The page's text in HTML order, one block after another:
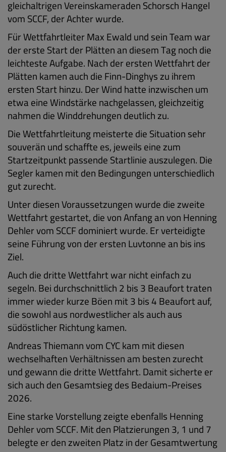
gleichaltrigen Vereinskameraden Schorsch Hangel
vom SCCF, der Achter wurde.
Für Wettfahrtleiter Max Ewald und sein Team war
der erste Start der Plätten an diesem Tag noch die
leichteste Aufgabe. Nach der ersten Wettfahrt der
Plätten kamen auch die Finn-Dinghys zu ihrem
ersten Start hinzu. Der Wind hatte inzwischen um
etwa eine Windstärke nachgelassen, gleichzeitig
nahmen die Winddrehungen deutlich zu.
Die Wettfahrtleitung meisterte die Situation sehr
souverän und schaffte es, jeweils eine zum
Startzeitpunkt passende Startlinie auszulegen. Die
Segler kamen mit den Bedingungen unterschiedlich
gut zurecht.
Unter diesen Voraussetzungen wurde die zweite
Wettfahrt gestartet, die von Anfang an von Henning
Dehler vom SCCF dominiert wurde. Er verteidigte
seine Führung von der ersten Luvtonne an bis ins
Ziel.
Auch die dritte Wettfahrt war nicht einfach zu
segeln. Bei durchschnittlich 2 bis 3 Beaufort traten
immer wieder kurze Böen mit 3 bis 4 Beaufort auf,
die sowohl aus nordwestlicher als auch aus
südöstlicher Richtung kamen.
Andreas Thiemann vom CYC kam mit diesen
wechselhaften Verhältnissen am besten zurecht
und gewann die dritte Wettfahrt. Damit sicherte er
sich auch den Gesamtsieg des Bedaium-Preises
2026.
Eine starke Vorstellung zeigte ebenfalls Henning
Dehler vom SCCF. Mit den Platzierungen 3, 1 und 7
belegte er den zweiten Platz in der Gesamtwertung